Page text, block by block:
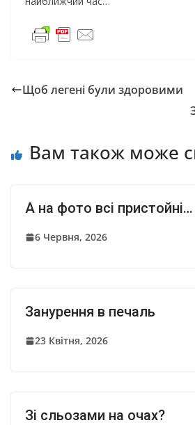
Щоб легені були здоровими
Вам також може
А на фото всі пристойні…
6 Червня, 2026
Занурення в печаль
23 Квітня, 2026
Зі сльозами на очах?